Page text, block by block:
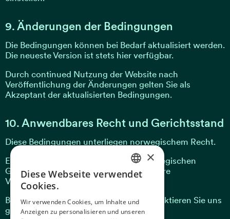
9. Änderungen der Bedingungen
Die Bedingungen können bei Bedarf aktualisiert werden.
Die neueste Version ist stets hier verfügbar.
Durch continued Nutzung der Website nach
Veröffentlichung der Änderungen gelten Sie als
Akzeptant der aktualisierten Bedingungen.
10. Anwendbares Recht und Gerichtsstand
Diese Bedingungen unterliegen norwegischem Recht.
Etwaige Streitigkeiten werden vor norwegischen
Gerichten verhandelt, soweit nicht andere
Verbraucherschutzrechte vorsehen.
Bei Fragen zu diesen Bedingungen kontaktieren Sie uns
gerne unterpost@oceanstories.no.
NORWEGIAN
GERMAN
×
Diese Webseite verwendet
Cookies.
Wir verwenden Cookies, um Inhalte und
Anzeigen zu personalisieren und unseren